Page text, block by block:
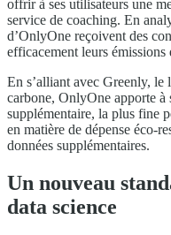
offrir à ses utilisateurs une
service de coaching. En
d’OnlyOne reçoivent des
efficacement leurs émissions
En s’alliant avec Greenly, le
carbone, OnlyOne apporte à
supplémentaire, la plus fine
en matière de dépense éco-
données supplémentaires.
Un nouveau
data science